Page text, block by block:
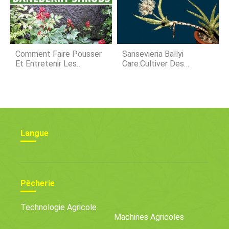
Comment Faire Pousser
Et Entretenir Les
Sansevieria Ballyi
Care:Cultiver Des
Langue
Pêcherie
Technologie Agricole
Machines Agricoles